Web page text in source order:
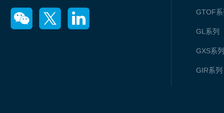
GTOF
GL 系列
GXS系
GIR系列